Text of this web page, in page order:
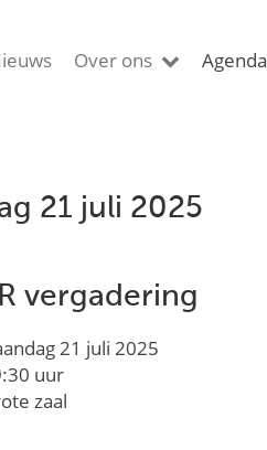
Over ons Agenda
21 juli 2025
vergadering
21 juli 2025
uur
zaal